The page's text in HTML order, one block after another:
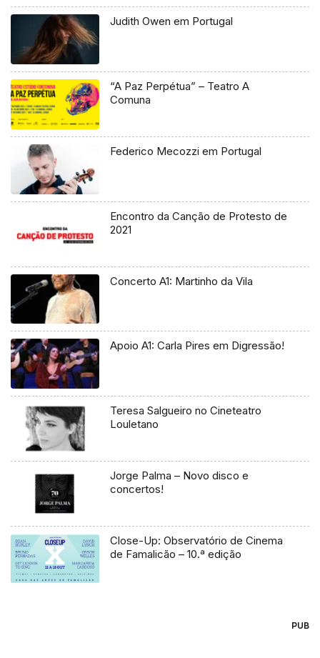
Judith Owen em Portugal
“A Paz Perpétua” – Teatro A
Comuna
Federico Mecozzi em Portugal
Encontro da Canção de Protesto de
2021
Concerto A1: Martinho da Vila
Apoio A1: Carla Pires em Digressão!
Teresa Salgueiro no Cineteatro
Louletano
Jorge Palma – Novo disco e
concertos!
Close-Up: Observatório de Cinema
de Famalicão – 10.ª edição
PUB